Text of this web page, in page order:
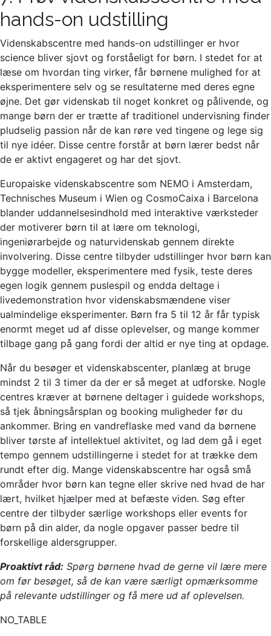
hands-on udstilling
Videnskabscentre med hands-on udstillinger er hvor
science bliver sjovt og forståeligt for børn. I stedet for at
læse om hvordan ting virker, får børnene mulighed for at
eksperimentere selv og se resultaterne med deres egne
øjne. Det gør videnskab til noget konkret og pålivende, og
mange børn der er trætte af traditionel undervisning finder
pludselig passion når de kan røre ved tingene og lege sig
til nye idéer. Disse centre forstår at børn lærer bedst når
de er aktivt engageret og har det sjovt.
Europaiske videnskabscentre som NEMO i Amsterdam,
Technisches Museum i Wien og CosmoCaixa i Barcelona
blander uddannelsesindhold med interaktive værksteder
der motiverer børn til at lære om teknologi,
ingeniørarbejde og naturvidenskab gennem direkte
involvering. Disse centre tilbyder udstillinger hvor børn kan
bygge modeller, eksperimentere med fysik, teste deres
egen logik gennem puslespil og endda deltage i
livedemonstration hvor videnskabsmændene viser
ualmindelige eksperimenter. Børn fra 5 til 12 år får typisk
enormt meget ud af disse oplevelser, og mange kommer
tilbage gang på gang fordi der altid er nye ting at opdage.
Når du besøger et videnskabscenter, planlæg at bruge
mindst 2 til 3 timer da der er så meget at udforske. Nogle
centres kræver at børnene deltager i guidede workshops,
så tjek åbningsårsplan og booking muligheder før du
ankommer. Bring en vandreflaske med vand da børnene
bliver tørste af intellektuel aktivitet, og lad dem gå i eget
tempo gennem udstillingerne i stedet for at trække dem
rundt efter dig. Mange videnskabscentre har også små
områder hvor børn kan tegne eller skrive ned hvad de har
lært, hvilket hjælper med at befæste viden. Søg efter
centre der tilbyder særlige workshops eller events for
børn på din alder, da nogle opgaver passer bedre til
forskellige aldersgrupper.
Proaktivt råd: Spørg børnene hvad de gerne vil lære mere
om før besøget, så de kan være særligt opmærksomme
på relevante udstillinger og få mere ud af oplevelsen.
NO_TABLE